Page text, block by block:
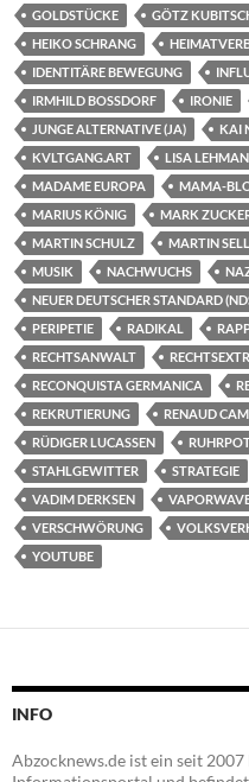
GOLDSTÜCKE
GÖTZ
HEIKO SCHRANG
IDENTITÄRE BEWEGUNG
IRMHILD BOSSDORF
IRONIE
JUNGE ALTERNATIVE (JA)
KAI
KVLTGANG.ART
LISA
MADAME EUROPA
MAMA-
MARIUS KÖNIG
MARK
MARTIN SCHULZ
MARTIN
MUSIK
NACHWUCHS
NEUER DEUTSCHER STANDARD
PERIPETIE
RADIKAL
RECHTSANWALT
RECONQUISTA GERMANICA
REKRUTIERUNG
RENAUD
RÜDIGER LUCASSEN
STAHLGEWITTER
STRATEGIE
VADIM DERKSEN
VERSCHWÖRUNG
YOUTUBE
INFO
Abzocknews.de ist ein seit 2007